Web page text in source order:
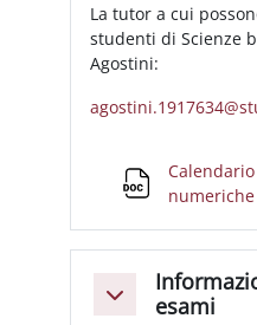
La tutor a cui
studenti di Scienze
Agostini:
Minimizza
esami